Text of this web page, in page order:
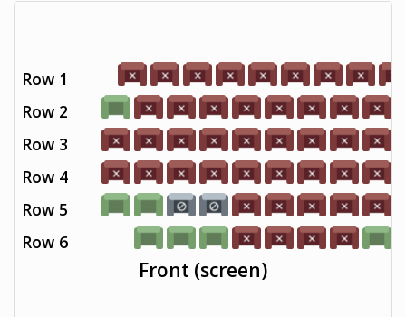
Row 1
Row 2
Row 3
Row 4
Row 5
Row 6
Front (screen)